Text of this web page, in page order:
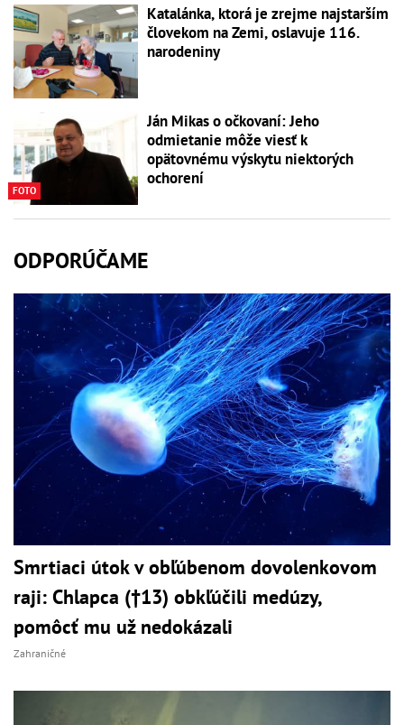
Katalánka, ktorá je zrejme najstarším
človekom na Zemi, oslavuje 116.
narodeniny
FOTO
Ján Mikas o očkovaní: Jeho
odmietanie môže viesť k
opätovnému výskytu niektorých
ochorení
ODPORÚČAME
Smrtiaci útok v obľúbenom dovolenkovom
raji: Chlapca (†13) obkľúčili medúzy,
pomôcť mu už nedokázali
Zahraničné